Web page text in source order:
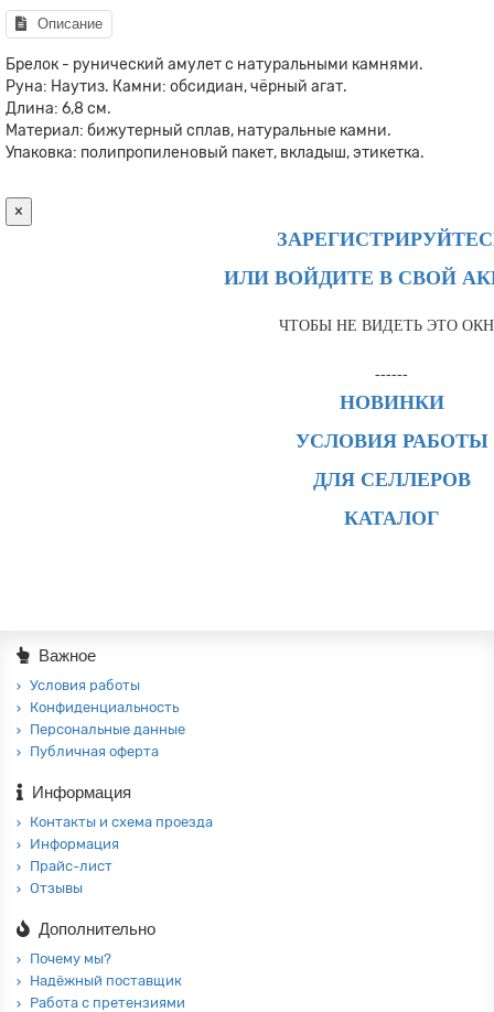
Описание
Брелок - рунический амулет с натуральными камнями.
Руна: Наутиз. Камни: обсидиан, чёрный агат.
Длина: 6,8 см.
Материал: бижутерный сплав, натуральные камни.
Упаковка: полипропиленовый пакет, вкладыш, этикетка.
×
ИЛИ ВОЙДИТЕ В СВОЙ
ЧТОБЫ НЕ ВИДЕТЬ ЭТО
------
НОВИНКИ
УСЛОВИЯ РАБОТЫ
ДЛЯ СЕЛЛЕРОВ
КАТАЛОГ
Важное
Условия работы
Конфиденциальность
Персональные данные
Публичная оферта
Информация
Контакты и схема проезда
Информация
Прайс-лист
Отзывы
Дополнительно
Почему мы?
Надёжный поставщик
Работа с претензиями